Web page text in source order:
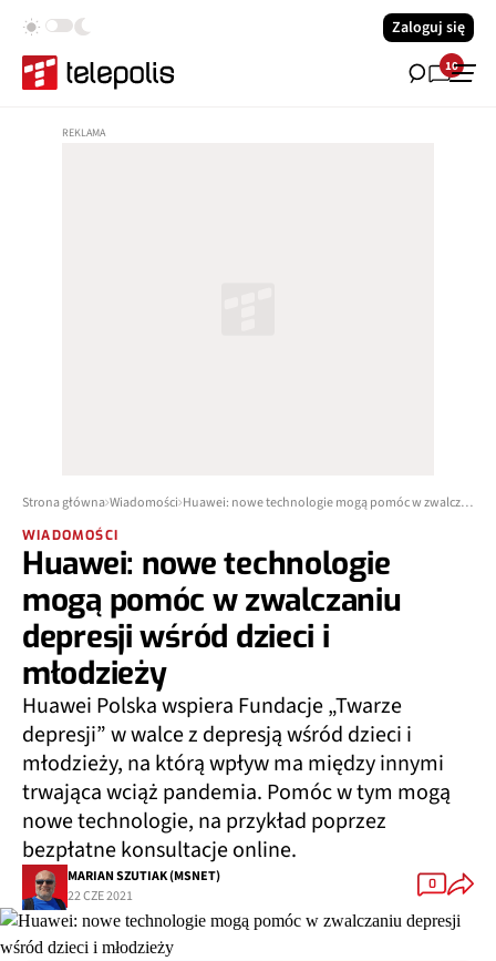
Zaloguj się
10
Strona główna Wiadomości Huawei: nowe technologie mogą pomóc w zwalczaniu depresji wśród dzieci i młodzieży
WIADOMOŚCI
Huawei: nowe technologie
mogą pomóc w zwalczaniu
depresji wśród dzieci i
młodzieży
Huawei Polska wspiera Fundacje „Twarze
depresji” w walce z depresją wśród dzieci i
młodzieży, na którą wpływ ma między innymi
trwająca wciąż pandemia. Pomóc w tym mogą
nowe technologie, na przykład poprzez
bezpłatne konsultacje online.
MARIAN SZUTIAK (MSNET)
22 CZE 2021
0